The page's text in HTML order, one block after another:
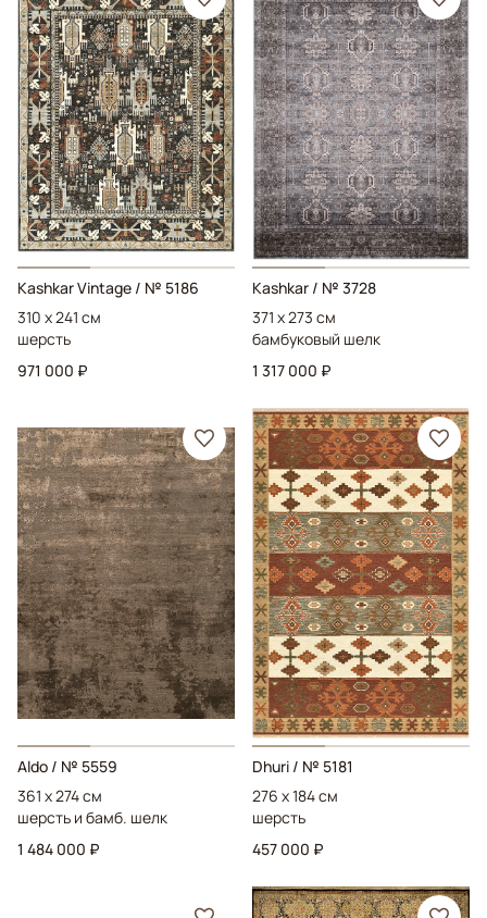
Kashkar Vintage / № 5186
310 x 241 см
шерсть
971 000 ₽
Kashkar / № 3728
371 x 273 см
бамбуковый шелк
1 317 000 ₽
Aldo / № 5559
361 x 274 см
шерсть и бамб. шелк
1 484 000 ₽
Dhuri / № 5181
276 x 184 см
шерсть
457 000 ₽